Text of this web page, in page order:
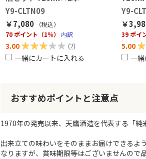
Y9-CLTN09
￥7,080
（税込）
70 ポイント（1％）
内訳
評価:
3.00
60%
(2)
一緒にカートに入れる
Y9-
￥
39 ポイ
評価:
5.00
一
おすすめポイントと注意点
1970年の発売以来、天鷹酒造を代表する「
出来立ての味わいをそのままお届けできるよ
なりますが、賞味期限等はございませんので